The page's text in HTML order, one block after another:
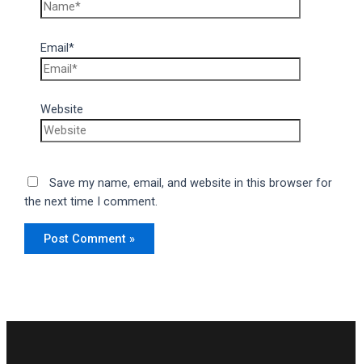
Email*
Website
Save my name, email, and website in this browser for
the next time I comment.